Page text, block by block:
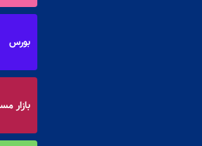
بورس
بازار